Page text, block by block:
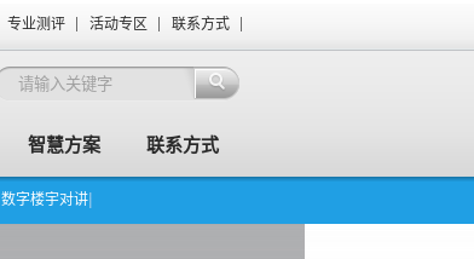
专业测评 活动专区 联系方式
数字楼宇对讲
智慧方案 联系方式